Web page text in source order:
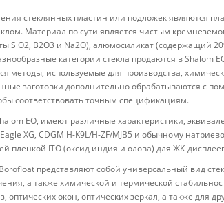
стеклянных пластин или подложек являются
Материал по сути является чистым
SiO2, B2O3 и Na2O), алюмосиликат (содержащий
категории стекла продаются в Shalom
методы, используемые для производства,
заготовки дополнительно обрабатываются с
соответствовать точным спецификациям.
EO, имеют различные характеристики,
XG, CDGM H-K9L/H-ZF/MJB5 и обычному
пленкой ITO (оксид индия и олова) для ЖК-
представляют собой универсальный вид
а также химической и термической
окон, оптических зеркал, а также для